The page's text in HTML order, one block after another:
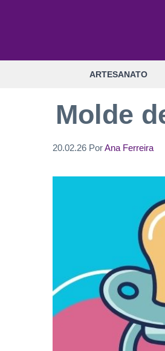
ARTESANATO
Molde
20.02.26 PorAna Ferreira